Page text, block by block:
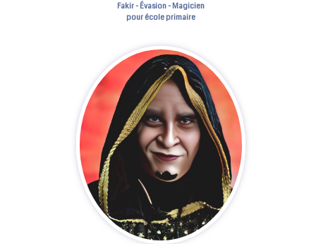
Fakir - Évasion - Magicien
pour école primaire